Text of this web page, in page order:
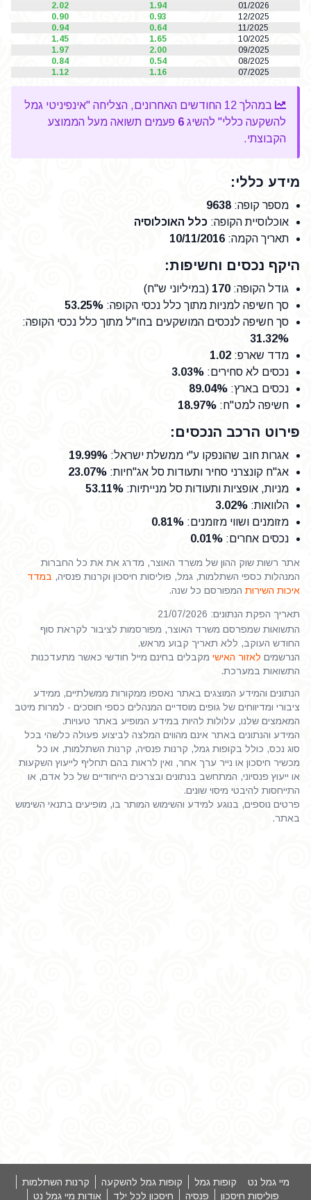
01/2026
1.94
2.02
12/2025
0.93
0.90
11/2025
0.64
0.94
10/2025
1.65
1.45
09/2025
2.00
1.97
08/2025
0.54
0.84
07/2025
1.16
1.12
במהלך 12 החודשים האחרונים, הצליחה "אינפיניטי גמל
להשקעה כללי" להשיג 6 פעמים תשואה מעל הממוצע
הקבוצתי.
מידע כללי:
מספר קופה:
9638
אוכלוסיית הקופה: כלל האוכלוסיה
תאריך הקמה:
10/11/2016
היקף נכסים וחשיפות:
גודל הקופה:
170 (במיליוני ש"ח)
סך חשיפה למניות מתוך כלל נכסי הקופה:
53.25%
סך חשיפה לנכסים המושקעים בחו"ל מתוך כלל נכסי הקופה:
31.32%
מדד שארפ:
1.02
נכסים לא סחירים:
3.03%
נכסים בארץ:
89.04%
חשיפה למט"ח:
18.97%
פירוט הרכב הנכסים:
אגרות חוב שהונפקו ע"י ממשלת ישראל:
19.99%
אג"ח קונצרני סחיר ותעודות סל אג"חיות:
23.07%
מניות, אופציות ותעודות סל מנייתיות:
53.11%
הלוואות:
3.02%
מזומנים ושווי מזומנים:
0.81%
נכסים אחרים:
0.01%
אתר רשות שוק ההון של משרד האוצר, מדרג את את כל החברות
המנהלות כספי השתלמות, גמל, פוליסות חיסכון וקרנות פנסיה, במדד
איכות השירות המפורסם כל שנה.
תאריך הפקת הנתונים: 21/07/2026
התשואות שמפרסם משרד האוצר, מפורסמות לציבור לקראת סוף
החודש העוקב, ללא תאריך קבוע מראש.
הנרשמים לאזור האישי מקבלים בחינם מייל חודשי כאשר מתעדכנות
התשואות במערכת.
הנתונים והמידע המוצגים באתר נאספו ממקורות ממשלתיים, ממידע
ציבורי ומדיווחים של גופים מוסדיים המנהלים כספי חוסכים - למרות מיטב
המאמצים שלנו, עלולות להיות במידע המופיע באתר טעויות.
המידע והנתונים באתר אינם מהווים המלצה לביצוע פעולה כלשהי בכל
סוג נכס, כולל בקופות גמל, קרנות פנסיה, קרנות השתלמות, או כל
מכשיר חיסכון או נייר ערך אחר, ואין לראות בהם תחליף לייעוץ השקעות
או ייעוץ פנסיוני, המתחשב בנתונים ובצרכים הייחודיים של כל אדם, או
התייחסות להיבטי מיסוי שונים.
פרטים נוספים, בנוגע למידע והשימוש המותר בו, מופיעים בתנאי השימוש
באתר.
מיי גמל נט קופות גמל קופות גמל להשקעה
קרנות השתלמות
פוליסות חיסכון
פנסיה חיסכון לכל ילד אודות מיי גמל נט